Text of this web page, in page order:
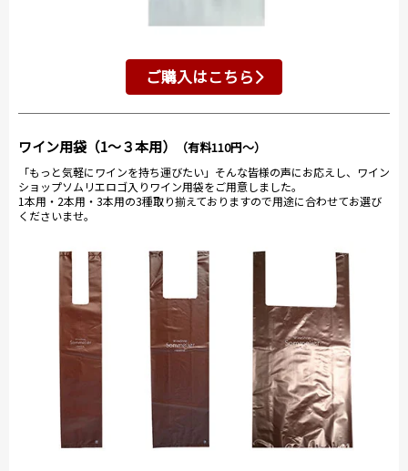
ご購入はこちら
ワイン用袋（1～３本用） （有料110円～）
「もっと気軽にワインを持ち運びたい」そんな皆様の声にお応えし、ワイン
ショップソムリエロゴ入りワイン用袋をご用意しました。
1本用・2本用・3本用の3種取り揃えておりますので用途に合わせてお選び
くださいませ。